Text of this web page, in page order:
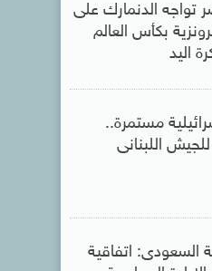
تواجه الدنمارك على
بكأس العالم
اليد
مستمرة..
اللبنانى
السعودى: اتفاقية